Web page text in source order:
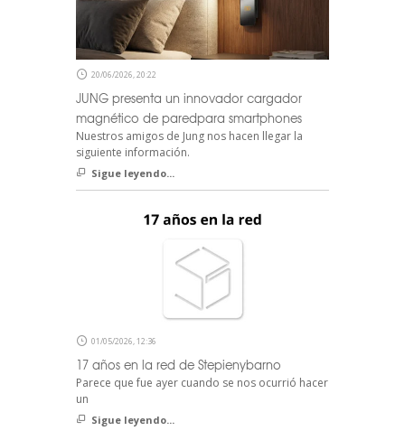
20/06/2026, 20:22
JUNG presenta un innovador cargador
magnético de paredpara smartphones
Nuestros amigos de Jung nos hacen llegar la
siguiente información.
Sigue leyendo...
01/05/2026, 12:36
17 años en la red de Stepienybarno
Parece que fue ayer cuando se nos ocurrió hacer
un
Sigue leyendo...